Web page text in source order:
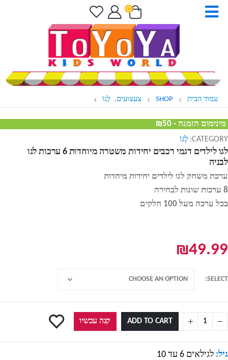
עמוד הבית SHOP צעצועים, לֶגוֹ
מינימום הזמנה - ₪50
CATEGORY: לֶגוֹ
לגו לילדים דגמי רכבים יחידות משטרה מיוחדות 6 ערכות לגו
לבניה
ערכת משחק לגו לילדים יחידות מיחדות
8 ערכות שונות לבחירה
בכל ערכה מעל 100 חלקים
₪49.99
SELECT
ADD TO CART קנה עכשיו
גיל: לגילאים 6 עד 10